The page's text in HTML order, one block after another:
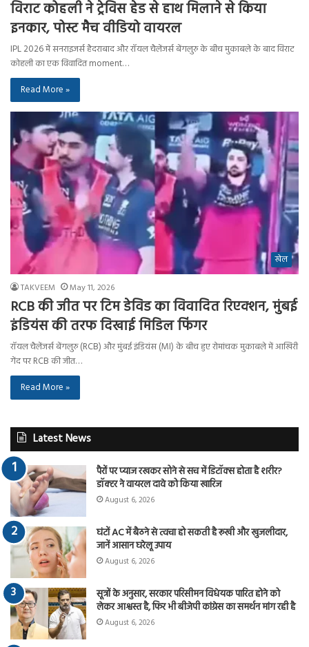
विराट कोहली ने ट्रेविस हेड से हाथ मिलाने से किया
इनकार, पोस्ट मैच वीडियो वायरल
IPL 2026 में सनराइजर्स हैदराबाद और रॉयल चैलेंजर्स बेंगलुरु के बीच मुकाबले के बाद विराट
कोहली का एक विवादित moment…
Read More »
खेल
TAKVEEM May 11, 2026
RCB की जीत पर टिम डेविड का विवादित रिएक्शन, मुंबई
इंडियंस की तरफ दिखाई मिडिल फिंगर
रॉयल चैलेंजर्स बेंगलुरु (RCB) और मुंबई इंडियंस (MI) के बीच हुए रोमांचक मुकाबले में आखिरी
गेंद पर RCB की जीत…
Read More »
Latest News
पैरों पर प्याज रखकर सोने से सच में डिटॉक्स होता है शरीर?
डॉक्टर ने वायरल दावे को किया खारिज
August 6, 2026
घंटों AC में बैठने से त्वचा हो सकती है रूखी और खुजलीदार,
जानें आसान घरेलू उपाय
August 6, 2026
सूत्रों के अनुसार, सरकार परिसीमन विधेयक पारित होने को
लेकर आश्वस्त है, फिर भी बीजेपी कांग्रेस का समर्थन मांग रही है
August 6, 2026